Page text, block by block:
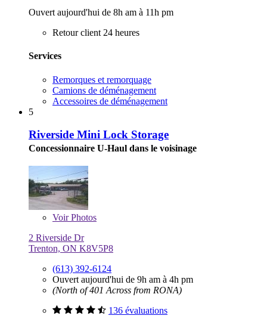
Ouvert aujourd'hui de 8h am à 11h pm
Retour client 24 heures
Services
Remorques et remorquage
Camions de déménagement
Accessoires de déménagement
5
Riverside Mini Lock Storage
Concessionnaire U-Haul dans le voisinage
VoirPhotos
2 Riverside Dr
Trenton, ON K8V5P8
(613) 392-6124
Ouvert aujourd'hui de 9h am à 4h pm
(North of 401 Across from RONA)
136 évaluations